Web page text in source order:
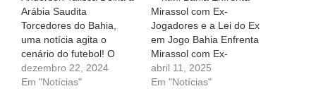
Arábia Saudita
Torcedores do Bahia,
uma notícia agita o
cenário do futebol! O
meia-atacante Anderson
Talisca, frequentemente
dezembro 22, 2024
Em "Notícias"
Mirassol com Ex-
Jogadores e a Lei do Ex
em Jogo Bahia Enfrenta
Mirassol com Ex-
Jogadores e a Lei do Ex
em Jogo No próximo
abril 11, 2025
Em "Notícias"